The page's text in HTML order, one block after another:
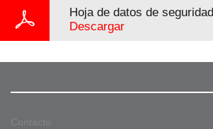
Hoja de datos de seguridad
Descargar
Contacto